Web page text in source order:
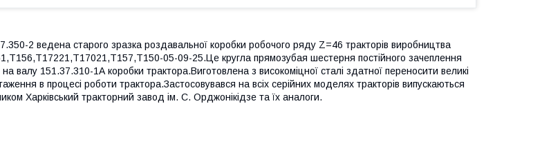
2 ведена старого зразка роздавальної коробки робочого ряду Z=46 тракторів виробництва
05-09-25.Це кругла прямозубая шестерня постійного зачеплення
валу 151.37.310-1А коробки трактора.Виготовлена з високоміцної сталі здатної переносити великі
в процесі роботи трактора.Застосовувався на всіх серійних моделях тракторів випускаються
Харківський тракторний завод ім. С. Орджонікідзе та їх аналоги.